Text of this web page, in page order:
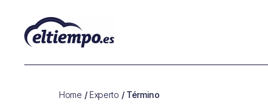
de
ClimáticoHome / Experto / Término